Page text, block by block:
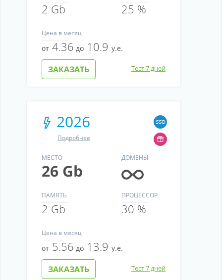
2 Gb 25 %
Цена в месяц
от 4.36 до 10.9 у.е.
ЗАКАЗАТЬ Тест 7 дней
Подробнее
2026
МЕСТО
26 Gb
ДОМЕНЫ
ПАМЯТЬ
2 Gb
ПРОЦЕССОР
30 %
Цена в месяц
от 5.56 до 13.9 у.е.
ЗАКАЗАТЬ Тест 7 дней